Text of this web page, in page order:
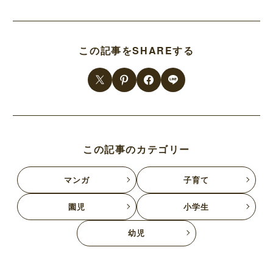
この記事をSHAREする
この記事のカテゴリー
マンガ 子育て
園児 小学生
幼児